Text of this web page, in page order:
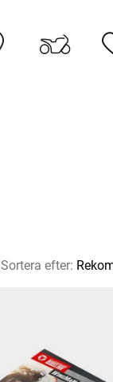
Sortera efter: